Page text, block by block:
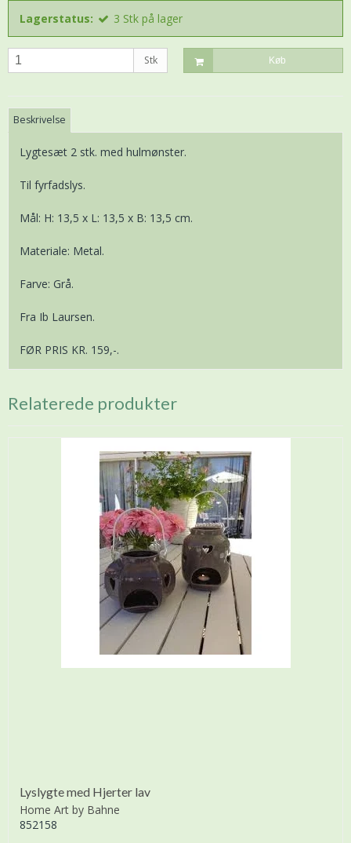
Lagerstatus: 3 Stk på lager
Stk Køb
Beskrivelse
Lygtesæt 2 stk. med hulmønster.
Til fyrfadslys.
Mål: H: 13,5 x L: 13,5 x B: 13,5 cm.
Materiale: Metal.
Farve: Grå.
Fra Ib Laursen.
FØR PRIS KR. 159,-.
Relaterede produkter
Lyslygte med Hjerter lav
Home Art by Bahne
852158